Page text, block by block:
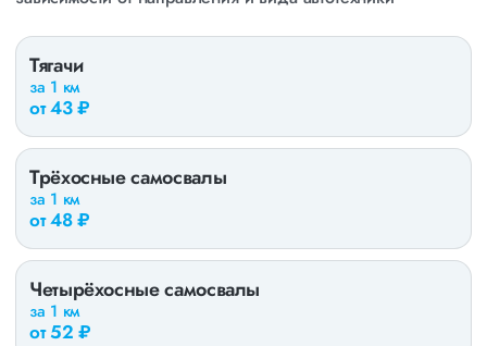
Тягачи
за 1 км
от 43 ₽
Трёхосные самосвалы
за 1 км
от 48 ₽
Четырёхосные самосвалы
за 1 км
от 52 ₽